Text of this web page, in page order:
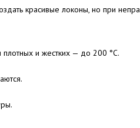
красивые локоны, но при
и жестких — до 200 °C.